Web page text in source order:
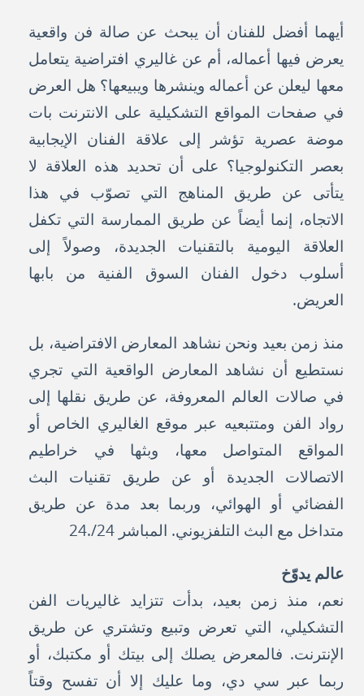
أيهما أفضل للفنان أن يبحث عن صالة فن واقعية
يعرض فيها أعماله، أم عن غاليري افتراضية يتعامل
معها ليعلن عن أعماله وينشرها ويبيعها؟ هل العرض
في صفحات المواقع التشكيلية على الانترنت بات
موضة عصرية تؤشر إلى علاقة الفنان الإيجابية
بعصر التكنولوجيا؟ على أن تحديد هذه العلاقة لا
يتأتى عن طريق المناهج التي تصوّب في هذا
الاتجاه، إنما أيضاً عن طريق الممارسة التي تكفل
العلاقة اليومية بالتقنيات الجديدة، وصولاً إلى
أسلوب دخول الفنان السوق الفنية من بابها
العريض.
منذ زمن بعيد ونحن نشاهد المعارض الافتراضية، بل
نستطيع أن نشاهد المعارض الواقعية التي تجري
في صالات العالم المعروفة، عن طريق نقلها إلى
رواد الفن ومتتبعيه عبر موقع الغاليري الخاص أو
المواقع المتواصل معها، وبثها في خراطيم
الاتصالات الجديدة أو عن طريق تقنيات البث
الفضائي أو الهوائي، وربما بعد مدة عن طريق
متداخل مع البث التلفزيوني. المباشر 24/.24
عالم يدوّخ
نعم، منذ زمن بعيد، بدأت تتزايد غاليريات الفن
التشكيلي، التي تعرض وتبيع وتشتري عن طريق
الإنترنت. فالمعرض يصلك إلى بيتك أو مكتبك، أو
ربما عبر سي دي، وما عليك إلا أن تفسح وقتاً